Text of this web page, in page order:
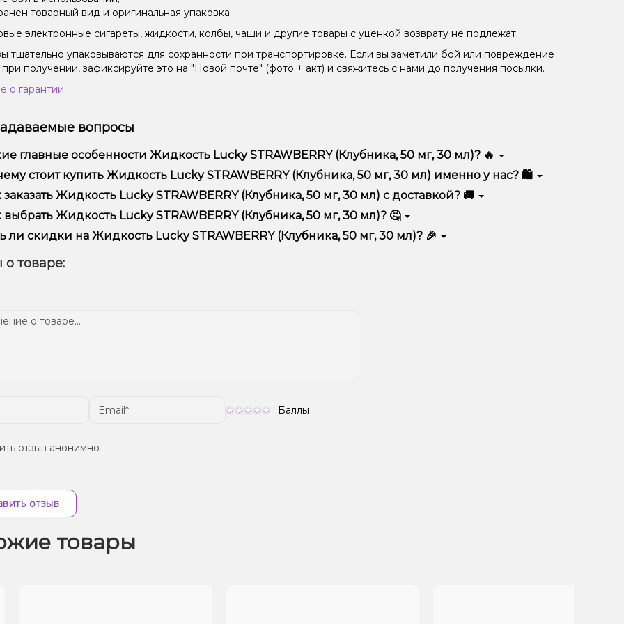
товарный вид и оригинальная упаковка.
электронные сигареты, жидкости, колбы, чаши и другие товары с уценкой возврату не подлежат.
тщательно упаковываются для сохранности при транспортировке. Если вы заметили бой или повреждение
получении, зафиксируйте это на "Новой почте" (фото + акт) и свяжитесь с нами до получения посылки.
о гарантии
вопросы
главные особенности Жидкость Lucky STRAWBERRY (Клубника, 50 мг, 30 мл)? 🔥
Lucky STRAWBERRY (Клубника, 50 мг, 30 мл) отличается высоким качеством, удобством использования и
стоит купить Жидкость Lucky STRAWBERRY (Клубника, 50 мг, 30 мл) именно у нас? 🛍️
только оригинальную продукцию, широкий ассортимент, выгодные цены и быструю доставку.
того, у нас регулярные акции и скидки для клиентов!
заказать Жидкость Lucky STRAWBERRY (Клубника, 50 мг, 30 мл) с доставкой? 🚚
заказ можно в несколько кликов:
Добавьте Жидкость Lucky STRAWBERRY (Клубника, 50 мг, 30 мл) в корзину.
Выберите удобный способ оплаты и доставки.
выбрать Жидкость Lucky STRAWBERRY (Клубника, 50 мг, 30 мл)? 🤔
зависит от ваших предпочтений – например, если это кальян, учитывайте размер, материал и тип чаши, если
– мощность и вкус. Наши менеджеры помогут подобрать идеальный вариант.
ли скидки на Жидкость Lucky STRAWBERRY (Клубника, 50 мг, 30 мл)? 🎉
телеграмм-канале, чтобы не упустить выгодные предложения!
товаре:
Баллы
отзыв анонимно
отзыв
товары